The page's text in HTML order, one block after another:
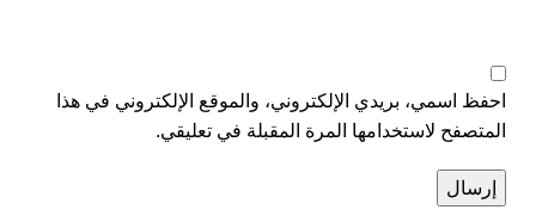
احفظ اسمي، بريدي الإلكتروني، والموقع الإلكتروني في هذا
المتصفح لاستخدامها المرة المقبلة في تعليقي.